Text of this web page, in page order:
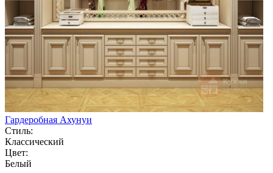
Гардеробная Ахунуи
Стиль:
Классический
Цвет:
Белый